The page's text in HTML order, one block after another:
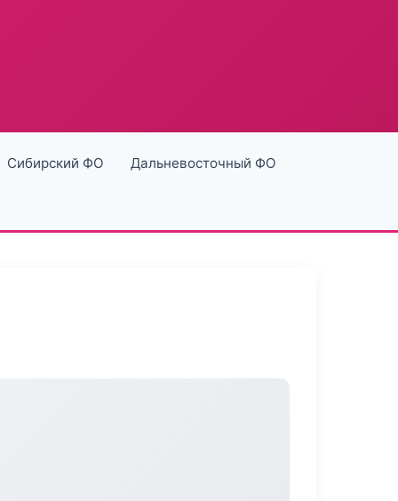
Сибирский ФО Дальневосточный ФО